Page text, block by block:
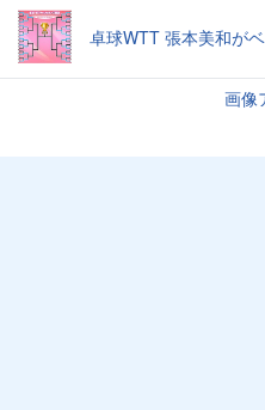
卓球WTT 張本美和が
画像